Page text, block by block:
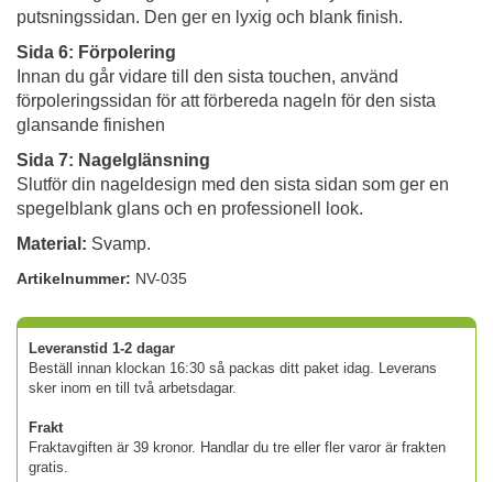
putsningssidan. Den ger en lyxig och blank finish.
Sida 6: Förpolering
Innan du går vidare till den sista touchen, använd
förpoleringssidan för att förbereda nageln för den sista
glansande finishen
Sida 7: Nagelglänsning
Slutför din nageldesign med den sista sidan som ger en
spegelblank glans och en professionell look.
Material: Svamp.
Artikelnummer: NV-035
Leveranstid 1-2 dagar
Beställ innan klockan 16:30 så packas ditt paket idag. Leverans
sker inom en till två arbetsdagar.
Frakt
Fraktavgiften är 39 kronor. Handlar du tre eller fler varor är frakten
gratis.